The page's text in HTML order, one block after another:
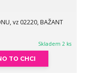
vz 02220, BAŽANT
Skladem 2 ks
TO CHCI